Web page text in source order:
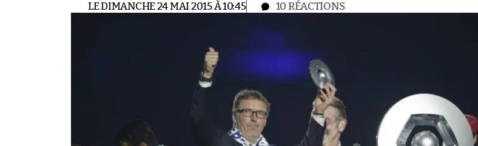
LE DIMANCHE 24 MAI 2015 À 10:45 10 RÉACTIONS